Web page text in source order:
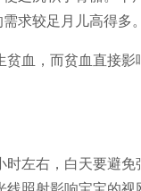
求较足月儿高得多
血，而贫血直接
左右，白天要避